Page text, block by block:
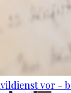
vor -